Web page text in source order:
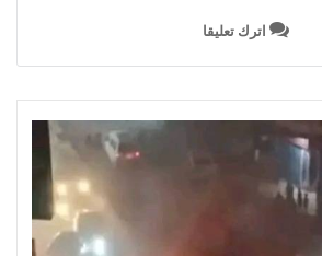
اترك تعليقا